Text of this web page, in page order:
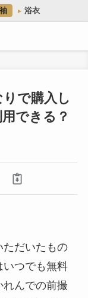
浴衣
で購入し
できる？
ただいたもの
いつでも無料
んでの前撮